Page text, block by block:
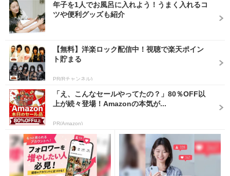
年子を1人でお風呂に入れよう！うまく入れるコ
ツや便利グッズも紹介
【無料】洋楽ロック配信中！視聴で楽天ポイン
ト貯まる
PR(Rチャンネル)
「え、こんなセールやってたの？」80％OFF以
上が続々登場！Amazonの本気が...
PR(Amazon)